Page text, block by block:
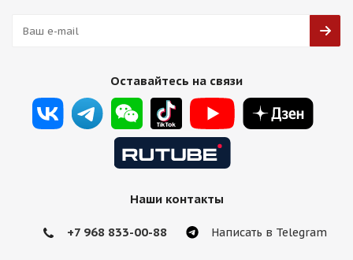
Оставайтесь на связи
Наши контакты
+7 968 833-00-88 Написать в Telegram